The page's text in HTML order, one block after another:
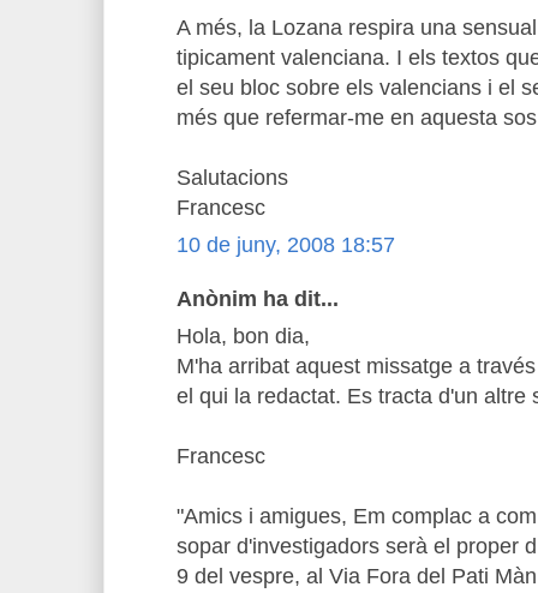
A més, la Lozana respira una
tipicament valenciana. I els textos
el seu bloc sobre els valencians i el
més que refermar-me en aquesta
Salutacions
Francesc
10 de juny, 2008 18:57
Anònim ha dit...
Hola, bon dia,
M'ha arribat aquest missatge a
el qui la redactat. Es tracta d'un altre
Francesc
"Amics i amigues, Em complac a
sopar d'investigadors serà el proper
9 del vespre, al Via Fora del Pati